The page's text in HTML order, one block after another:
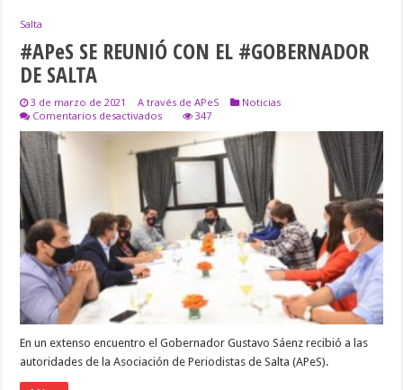
Salta
#APeS SE REUNIÓ CON EL #GOBERNADOR
DE SALTA
3 de marzo de 2021 A través de APeS
Noticias
Comentarios desactivadosen
#APeS
REUNIÓ
CON
EL
#GOBERNADOR
DE
SALTA
347
En un extenso encuentro el Gobernador Gustavo Sáenz recibió a las
autoridades de la Asociación de Periodistas de Salta (APeS).